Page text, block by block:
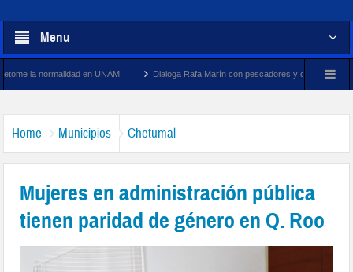
Menu
UNAM Dialoga Rafa Marín con pescadores y cooperativistas turísticos de
Home Municipios Chetumal
Mujeres en administración pública
tienen paridad de género en Q. Roo